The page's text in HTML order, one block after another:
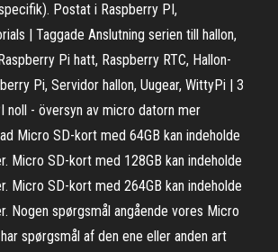
Postat i Raspberry PI,
| Taggade Anslutning serien till hallon,
Pi hatt, Raspberry RTC, Hallon-
Pi, Servidor hallon, Uugear, WittyPi | 3
noll - översyn av micro datorn mer
Micro SD-kort med 64GB kan indeholde
Micro SD-kort med 128GB kan indeholde
Micro SD-kort med 264GB kan indeholde
Nogen spørgsmål angående vores Micro
spørgsmål af den ene eller anden art